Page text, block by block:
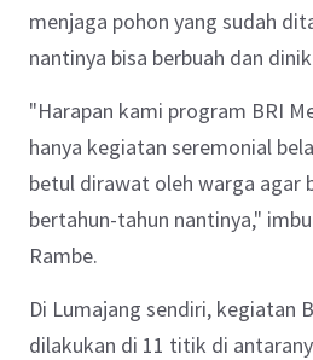
menjaga pohon yang sudah
nantinya bisa berbuah dan
"Harapan kami program BRI
hanya kegiatan seremonial
betul dirawat oleh warga agar
bertahun-tahun nantinya,"
Rambe.
Di Lumajang sendiri, kegiatan
dilakukan di 11 titik di